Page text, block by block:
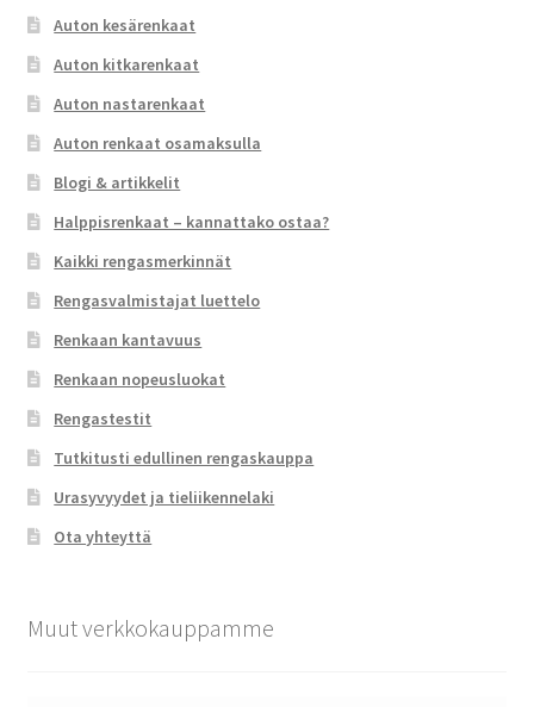
Auton kesärenkaat
Auton kitkarenkaat
Auton nastarenkaat
Auton renkaat osamaksulla
Blogi & artikkelit
Halppisrenkaat – kannattako ostaa?
Kaikki rengasmerkinnät
Rengasvalmistajat luettelo
Renkaan kantavuus
Renkaan nopeusluokat
Rengastestit
Tutkitusti edullinen rengaskauppa
Urasyvyydet ja tieliikennelaki
Ota yhteyttä
Muut verkkokauppamme